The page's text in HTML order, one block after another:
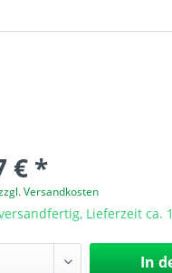
€ *
Versandkosten
Lieferzeit ca.
In